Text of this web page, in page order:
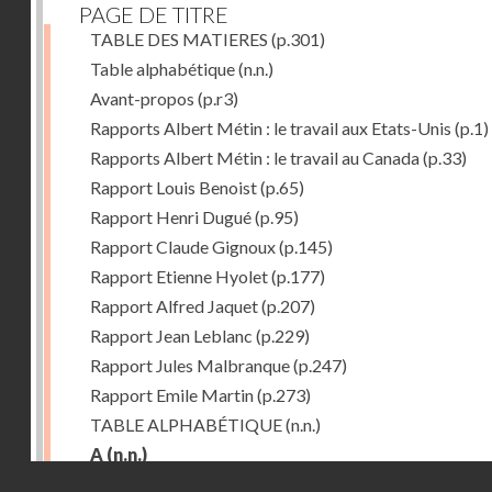
PAGE DE TITRE
TABLE DES MATIERES (p.301)
Table alphabétique(n.n.)
Avant-propos (p.r3)
Rapports Albert Métin : le travail aux Etats-Unis (p.1)
Rapports Albert Métin : le travail au Canada(p.33)
Rapport Louis Benoist(p.65)
Rapport Henri Dugué(p.95)
Rapport Claude Gignoux(p.145)
Rapport Etienne Hyolet(p.177)
Rapport Alfred Jaquet(p.207)
Rapport Jean Leblanc (p.229)
Rapport Jules Malbranque(p.247)
Rapport Emile Martin(p.273)
TABLE ALPHABÉTIQUE(n.n.)
A (n.n.)